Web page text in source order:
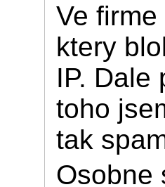
Ve
ktery
IP. Dale
toho
tak
Osobne